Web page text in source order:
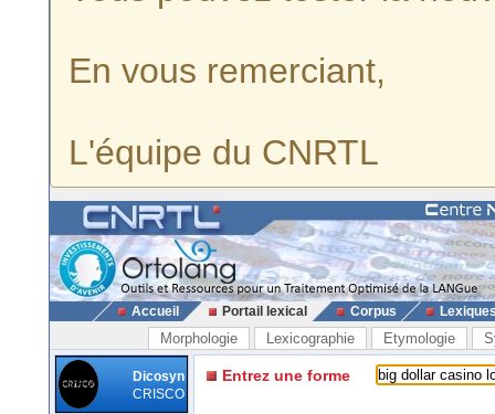
En vous remerciant,
L'équipe du CNRTL
Accueil Portail lexical Corpus
Morphologie Lexicographie Etymologie
Dicosyn
CRISCO
Entrez une forme